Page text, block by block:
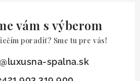
vám s výberom
poradiť? Sme tu pre vás!
@luxusna-spalna.sk